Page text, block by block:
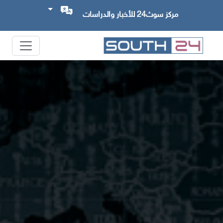
مركز سوث24 للأخبار والدراسات